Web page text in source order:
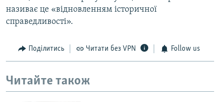
називає це «відновленням історичної
справедливості».
Поділитись Читати без VPN Follow us
Читайте також